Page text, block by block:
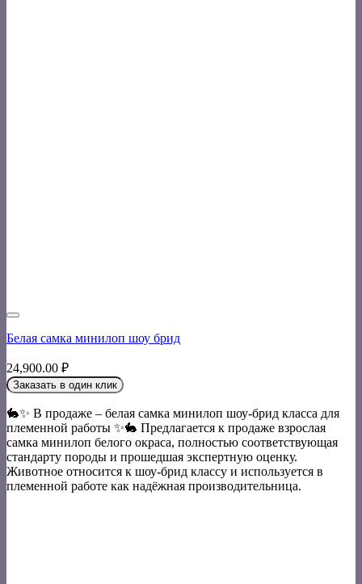
Белая самка минилоп шоу брид
24,900.00 ₽
Заказать в один клик
🐇✨ В продаже – белая самка минилоп шоу-брид класса для
племенной работы ✨🐇 Предлагается к продаже взрослая
самка минилоп белого окраса, полностью соответствующая
стандарту породы и прошедшая экспертную оценку.
Животное относится к шоу-брид классу и используется в
племенной работе как надёжная производительница.